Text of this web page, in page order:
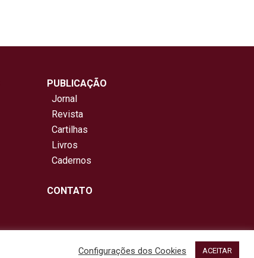
PUBLICAÇÃO
Jornal
Revista
Cartilhas
Livros
Cadernos
CONTATO
Configurações dos Cookies ACEITAR